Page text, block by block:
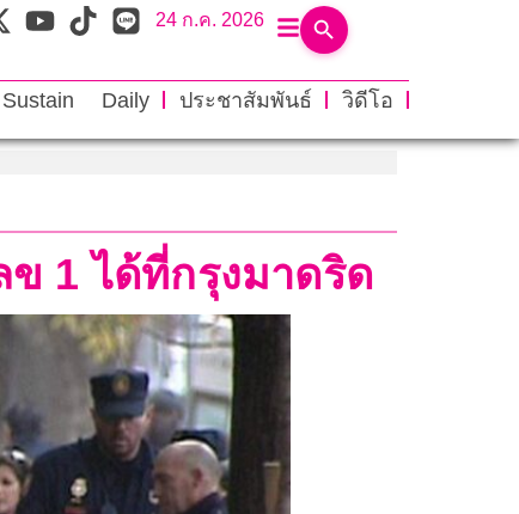
24 ก.ค. 2026
Sustain Daily ประชาสัมพันธ์
วิดีโอ
ข 1 ได้ที่กรุงมาดริด